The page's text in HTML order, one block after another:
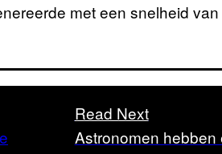
met een snelheid
Read Next
Astronomen